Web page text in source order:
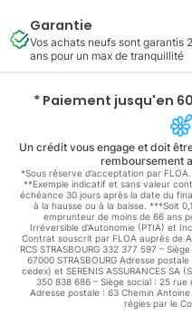
Garantie
Vos achats neufs sont garantis 2
ans pour un max de tranquillité
* Paiement jusqu'en
Un crédit vous engage et doit
remboursement
*Sous réserve d’acceptation par
**Exemple indicatif et sans valeur
échéance 30 jours après la date du
à la hausse ou à la baisse. ***Soit
emprunteur de moins de 66 ans
Irréversible d'Autonomie (PTIA) et
Contrat souscrit par FLOA auprès de
RCS STRASBOURG 332 377 597 –
67000 STRASBOURG Adresse
cedex) et SERENIS ASSURANCES SA
350 838 686 – Siège social : 25
Adresse postale : 63 Chemin
régies par le